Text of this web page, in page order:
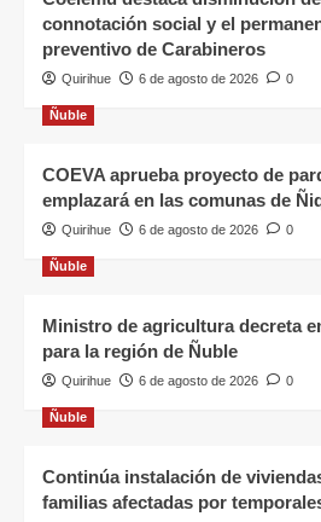
connotación social y el
preventivo de Carabineros
Quirihue 6 de agosto de 2026 0
Ñuble
COEVA aprueba proyecto de
emplazará en las comunas de
Quirihue 6 de agosto de 2026 0
Ñuble
Ministro de agricultura decreta
para la región de Ñuble
Quirihue 6 de agosto de 2026 0
Ñuble
Continúa instalación de
familias afectadas por